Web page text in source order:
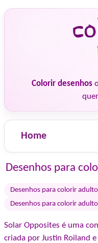
Colorir desenhos
Home
Desenhos para
Desenhos para colorir
Desenhos para colorir
Solar Opposites é uma
criada por Justin Roiland